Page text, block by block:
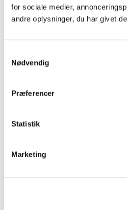
for sociale medier,
andre oplysninger, du har givet
Nødvendig
Præferencer
Statistik
Marketing